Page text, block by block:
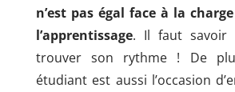
n’est pas égal face à la
l’apprentissage. Il faut savoir
trouver son rythme ! De
étudiant est aussi l’occasion